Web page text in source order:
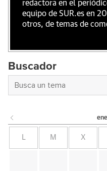
redactora en el
equipo de SUR.es en
otros, de temas de
Buscador
L M X